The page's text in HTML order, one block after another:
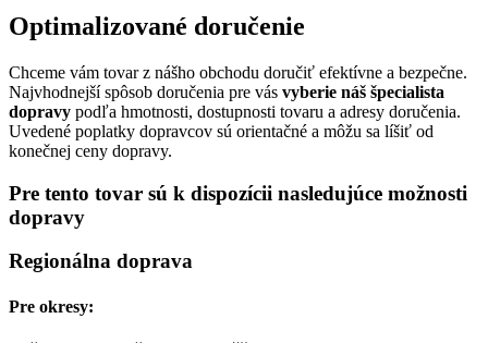
Optimalizované doručenie
Chceme vám tovar z nášho obchodu doručiť efektívne a bezpečne.
Najvhodnejší spôsob doručenia pre vás vyberie náš špecialista
dopravy podľa hmotnosti, dostupnosti tovaru a adresy doručenia.
Uvedené poplatky dopravcov sú orientačné a môžu sa líšiť od
konečnej ceny dopravy.
Pre tento tovar sú k dispozícii nasledujúce možnosti
dopravy
Regionálna doprava
Pre okresy: